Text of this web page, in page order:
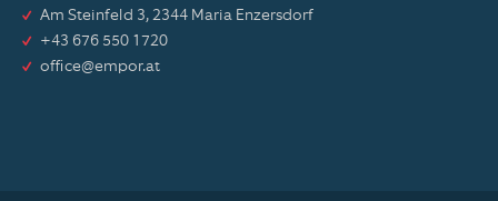
Am Steinfeld 3, 2344 Maria Enzersdorf
+43 676 550 1720
office@empor.at